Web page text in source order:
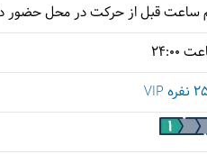
ساعت قبل از حرکت در محل حضور
24:00